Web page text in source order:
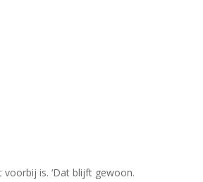
is. ‘Dat blijft gewoon.